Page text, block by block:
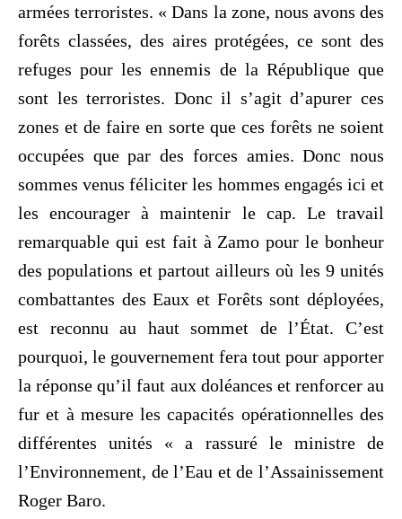
armées terroristes. « Dans la zone, nous avons des
forêts classées, des aires protégées, ce sont des
refuges pour les ennemis de la République que
sont les terroristes. Donc il s’agit d’apurer ces
zones et de faire en sorte que ces forêts ne soient
occupées que par des forces amies. Donc nous
sommes venus féliciter les hommes engagés ici et
les encourager à maintenir le cap. Le travail
remarquable qui est fait à Zamo pour le bonheur
des populations et partout ailleurs où les 9 unités
combattantes des Eaux et Forêts sont déployées,
est reconnu au haut sommet de l’État. C’est
pourquoi, le gouvernement fera tout pour apporter
la réponse qu’il faut aux doléances et renforcer au
fur et à mesure les capacités opérationnelles des
différentes unités « a rassuré le ministre de
l’Environnement, de l’Eau et de l’Assainissement
Roger Baro.